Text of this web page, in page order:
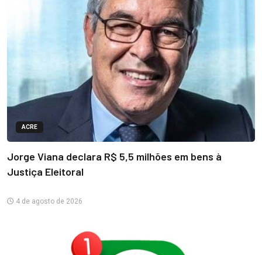
ACRE
Jorge Viana declara R$ 5,5 milhões em bens à
Justiça Eleitoral
4 de agosto de 2026